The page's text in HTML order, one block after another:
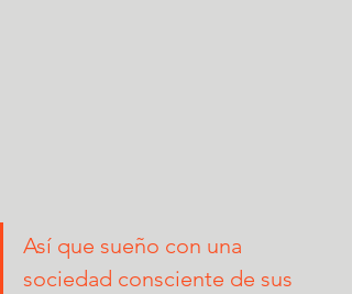
Así que sueño con una
sociedad consciente de sus